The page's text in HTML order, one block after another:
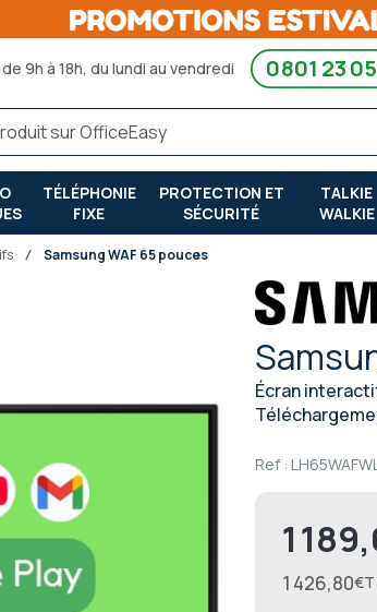
9h à 18h, du lundi au vendredi 0801 23
TÉLÉPHONIE
FIXE
PROTECTION ET
SÉCURITÉ
TALKIE
WALKIE
Samsung WAF 65 pouces
Écran
Ref :
Prix
1
1 426,80€